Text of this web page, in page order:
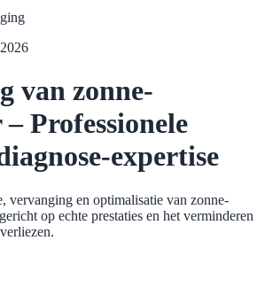
van zonne-
Professionele
expertise
vervanging en optimalisatie van zonne-
op echte prestaties en het verminderen